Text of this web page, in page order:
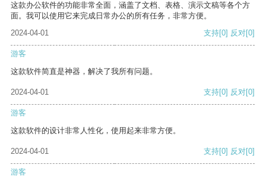
这款办公软件的功能非常全面，涵盖了文档、表格、演示文稿等各个方
面。我可以使用它来完成日常办公的所有任务，非常方便。
2024-04-01
支持[0] 反对[0]
游客
这款软件简直是神器，解决了我所有问题。
2024-04-01 支持[0] 反对[0]
游客
这款软件的设计非常人性化，使用起来非常方便。
2024-04-01 支持[0] 反对[0]
游客